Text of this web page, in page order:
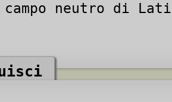
neutro di